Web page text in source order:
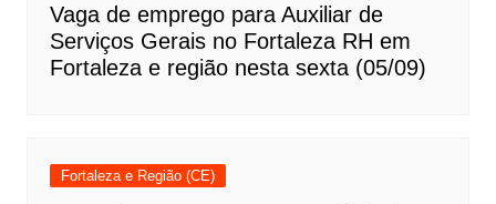
Vaga de emprego para Auxiliar de
Serviços Gerais no Fortaleza RH em
Fortaleza e região nesta sexta (05/09)
Fortaleza e Região (CE)